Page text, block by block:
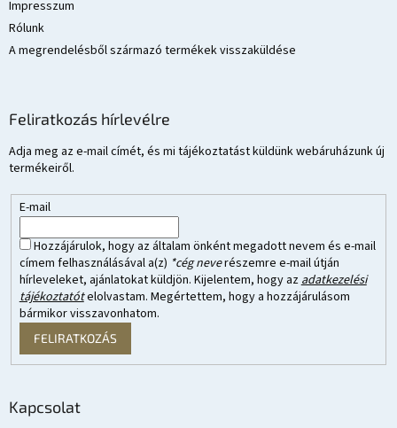
Impresszum
Rólunk
A megrendelésből származó termékek visszaküldése
Feliratkozás hírlevélre
Adja meg az e-mail címét, és mi tájékoztatást küldünk webáruházunk új
termékeiről.
E-mail
Hozzájárulok, hogy az általam önként megadott nevem és e-mail
címem felhasználásával a(z) *cég neverészemre e-mail útján
hírleveleket, ajánlatokat küldjön. Kijelentem, hogy azadatkezelési
tájékoztatótelolvastam. Megértettem, hogy a hozzájárulásom
bármikor visszavonhatom.
FELIRATKOZÁS
Kapcsolat